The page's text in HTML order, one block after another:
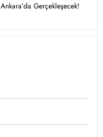
Gerçekleşecek!